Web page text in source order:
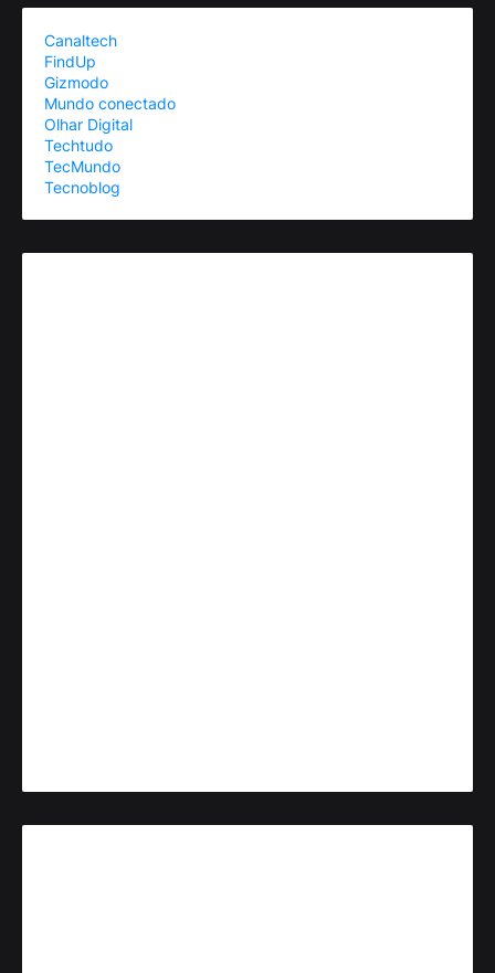
Canaltech
FindUp
Gizmodo
Mundo conectado
Olhar Digital
Techtudo
TecMundo
Tecnoblog